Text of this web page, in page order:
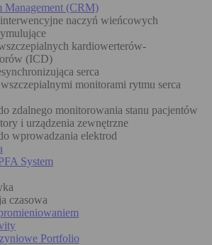
Management (CRM)
naczyń wieńcowych
kardiowerterów-
(ICD)
serca
monitorami rytmu serca
zdalnego monitorowania stanu pacjentów
i urządzenia zewnętrzne
wprowadzania elektrod
System
czasowa
Portfolio